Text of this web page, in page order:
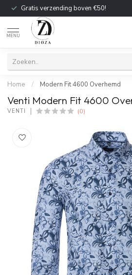
Gratis verzending boven €50!
MENU
Home / Modern Fit 4600 Overhemd
Venti Modern Fit 4600
VENTI (0)